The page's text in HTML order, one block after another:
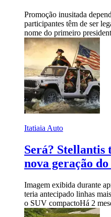
Promoção inusitada
participantes têm de ser
nome do primeiro
Itatiaia Auto
Será? Stellantis
nova geração do
Imagem exibida durante
teria antecipado linhas
o SUV compactoHá 2